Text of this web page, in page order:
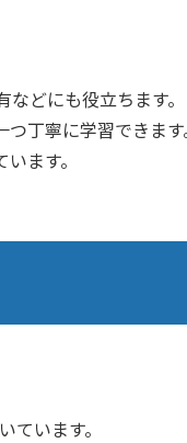
どにも役立ちます。
丁寧に学習できます
ます。
います。